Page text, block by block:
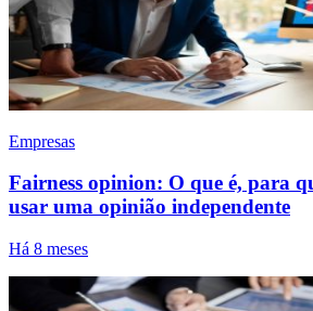
Empresas
Fairness opinion: O que é, para
usar uma opinião independente
Há 8 meses